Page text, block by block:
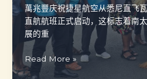
力
的
发
展
与
迷
萬兆豐庆祝捷星航空从悉尼直飞
直航航班正式启动，这标志着南
展的重
萬
兆
Read More »